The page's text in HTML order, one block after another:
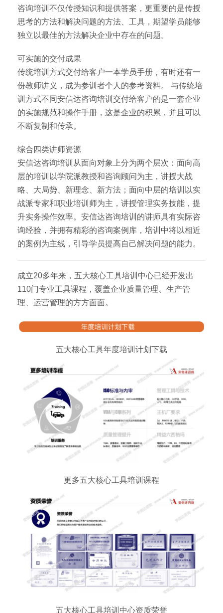
咨询培训不仅传授知识和提供答案，更重要的是传授
思考的方法和解决问题的方法、工具，期望学员能够
独立以最佳的方法解决企业中存在的问题。
可实施的交付成果
传统培训方式交付给客户一本学员手册，有时还有一
份教师讲义，成为参训者个人的参考资料。 与传统培
训方式不同安信达咨询培训交付给客户的是一套企业
的实施规范和操作手册，这是企业的积累，并且可以
不断复制和传承。
综合四类讲师资源
安信达咨询培训从面向对象上分为两个层次：面向高
层的培训以学院派教授和咨询顾问为主，讲授大战
略、大局势、新理念、新方法；面向中层的培训以实
战派专家和职业培训师为主，讲授管理实务技能，提
升实务操作效率。安信达咨询培训的讲师具有实际咨
询经验，并拥有精彩的咨询案例库，培训中将以相近
的案例为主线，引导学员提高自己解决问题的能力。
成立20多年来，五大核心工具培训中心已经开发出
110门专业工具课程，覆盖企业质量管理、生产管
理、运营管理的方方面面。
五大核心工具年度培训计划下载
更多五大核心工具培训课程
五大核心工具培训中心资质荣誉